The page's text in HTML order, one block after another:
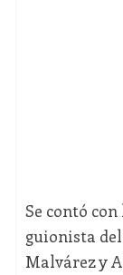
Se contó
guionista
Malvárez y